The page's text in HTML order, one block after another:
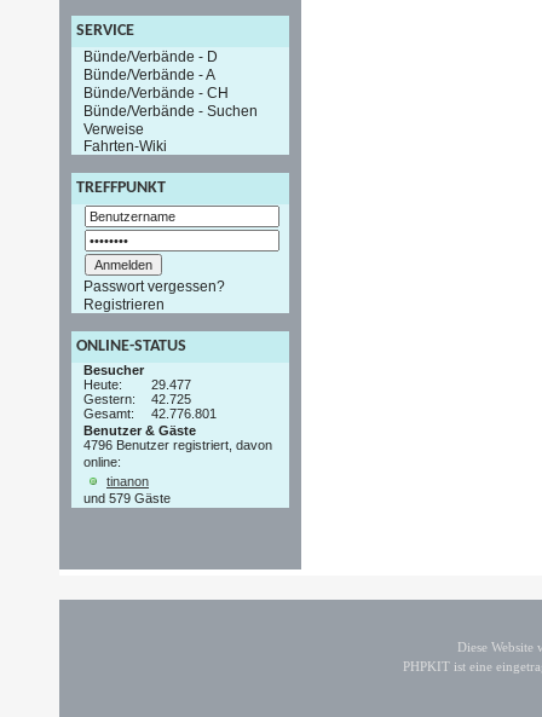
SERVICE
Bünde/Verbände - D
Bünde/Verbände - A
Bünde/Verbände - CH
Bünde/Verbände - Suchen
Verweise
Fahrten-Wiki
TREFFPUNKT
Passwort vergessen?
Registrieren
ONLINE-STATUS
Besucher
Heute:
29.477
Gestern:
42.725
Gesamt:
42.776.801
Benutzer & Gäste
4796 Benutzer registriert, davon
online:
tinanon
und 579 Gäste
Diese
PHPKIT ist eine